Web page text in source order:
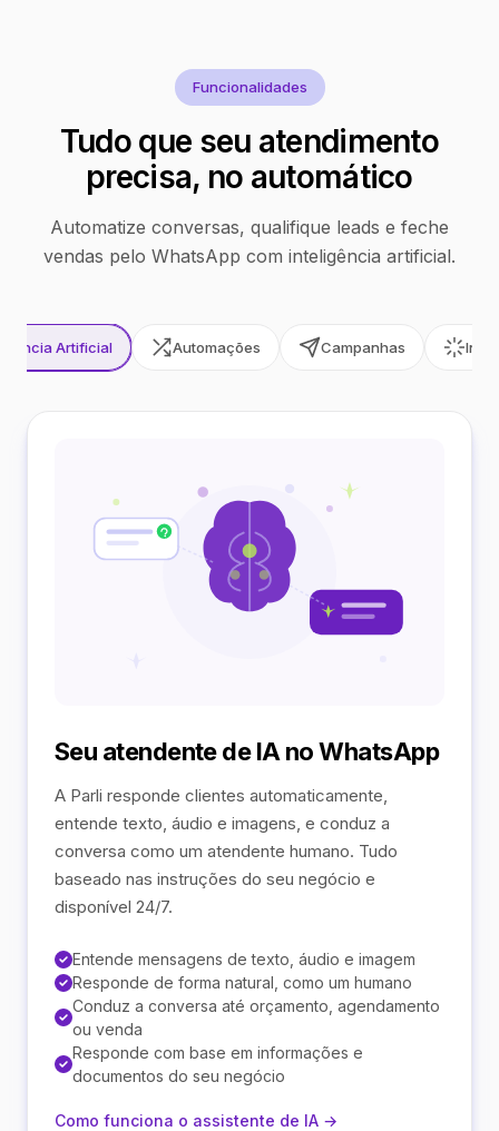
Funcionalidades
Tudo que seu atendimento
precisa, no automático
Automatize conversas, qualifique leads e feche
vendas pelo WhatsApp com inteligência artificial.
Artificial Automações Campanhas
Seu atendente de IA no WhatsApp
A Parli responde clientes automaticamente,
entende texto, áudio e imagens, e conduz a
conversa como um atendente humano. Tudo
baseado nas instruções do seu negócio e
disponível 24/7.
Entende mensagens de texto, áudio e imagem
Responde de forma natural, como um humano
Conduz a conversa até orçamento, agendamento
ou venda
Responde com base em informações e
documentos do seu negócio
Como funciona o assistente de IA →